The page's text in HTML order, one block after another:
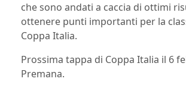
chesono andati a caccia di ottimi
ottenere punti importanti per la
Coppa Italia.
Prossima tappa di Coppa Italia il 6
Premana.